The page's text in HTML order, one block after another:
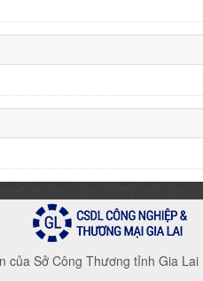
của Sở Công Thương tỉnh Gia Lai